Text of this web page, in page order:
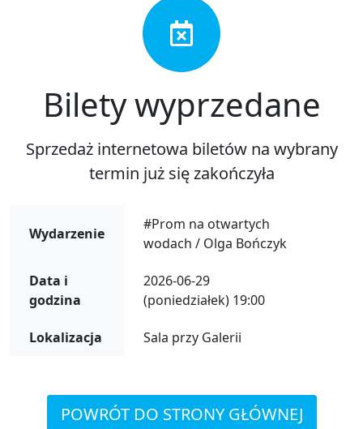
Bilety wyprzedane
Sprzedaż internetowa biletów na wybrany
termin już się zakończyła
Wydarzenie
#Prom na otwartych
wodach / Olga Bończyk
Data i
godzina
2026-06-29
(poniedziałek) 19:00
Lokalizacja Sala przy Galerii
POWRÓT DO STRONY GŁÓWNEJ